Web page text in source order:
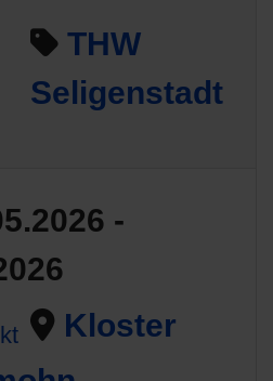
THW
Seligenstadt
-
Kloster